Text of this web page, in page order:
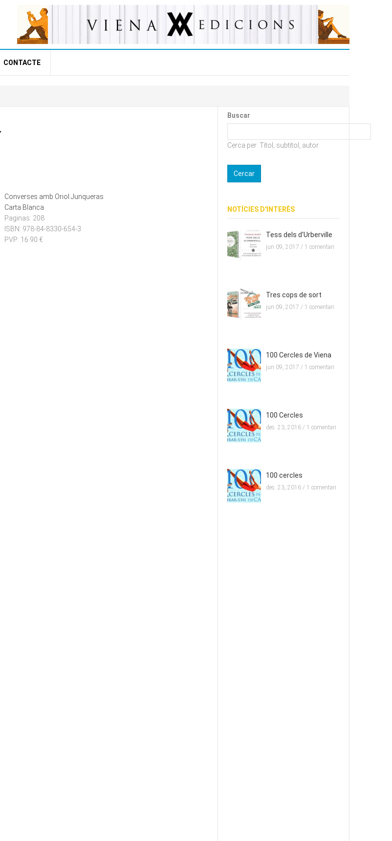
CONTACTE
Converses amb Oriol Junqueras
Carta Blanca
Paginas: 208
ISBN: 978-84-8330-654-3
PVP: 16.90 €
Buscar
Cerca per: Títol, subtítol, autor
NOTÍCIES D'INTERÈS
Tess dels d'Urberville
jun 09, 2017 / 1 comentari
Tres cops de sort
jun 09, 2017 / 1 comentari
100 Cercles de Viena
jun 09, 2017 / 1 comentari
100 Cercles
des. 23, 2016 / 1 comentari
100 cercles
des. 23, 2016 / 1 comentari